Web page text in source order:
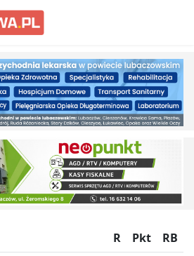
powiat
R Pkt
RB